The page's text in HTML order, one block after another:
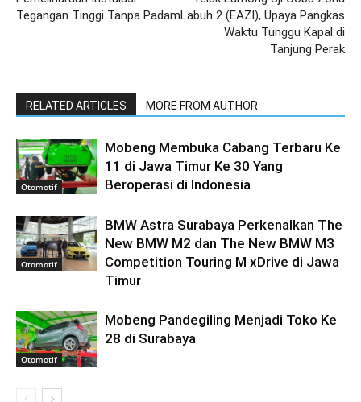
Tegangan Tinggi Tanpa PadamLabuh 2 (EAZI), Upaya Pangkas
Waktu Tunggu Kapal di
Tanjung Perak
RELATED ARTICLES MORE FROM AUTHOR
Otomotif
Mobeng Membuka Cabang Terbaru Ke
11 di Jawa Timur Ke 30 Yang
Beroperasi di Indonesia
Otomotif
BMW Astra Surabaya Perkenalkan The
New BMW M2 dan The New BMW M3
Competition Touring M xDrive di Jawa
Timur
Otomotif
Mobeng Pandegiling Menjadi Toko Ke
28 di Surabaya